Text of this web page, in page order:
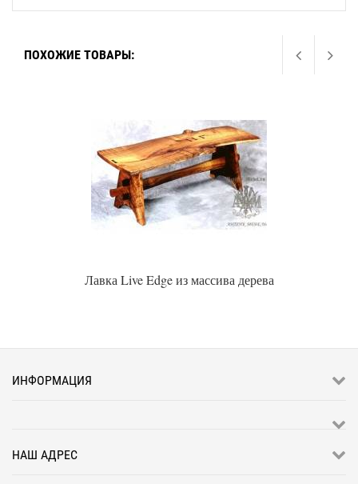
ПОХОЖИЕ ТОВАРЫ:
Лавка Live Edge из массива дерева
ИНФОРМАЦИЯ
НАШ АДРЕС